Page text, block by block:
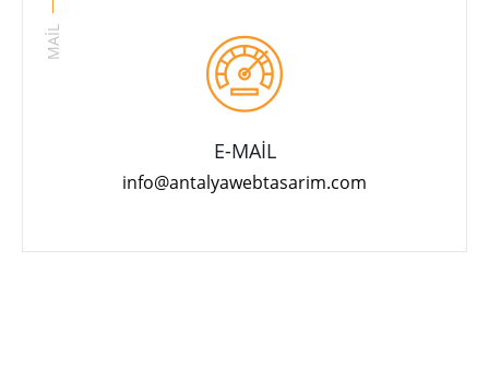
MAİL
E-MAİL
info@antalyawebtasarim.com